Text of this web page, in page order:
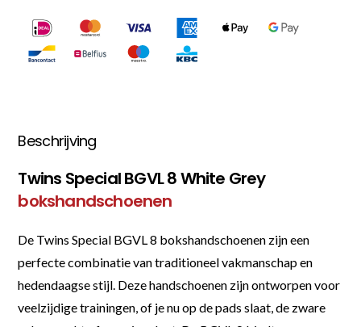
Beschrijving
Twins Special BGVL 8 White Grey
bokshandschoenen
De Twins Special BGVL 8 bokshandschoenen zijn een
perfecte combinatie van traditioneel vakmanschap en
hedendaagse stijl. Deze handschoenen zijn ontworpen voor
veelzijdige trainingen, of je nu op de pads slaat, de zware